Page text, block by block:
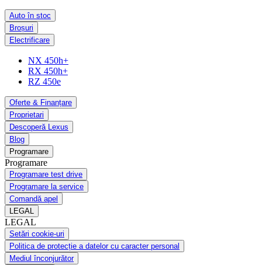
Auto în stoc
Broșuri
Electrificare
NX 450h+
RX 450h+
RZ 450e
Oferte & Finanțare
Proprietari
Descoperă Lexus
Blog
Programare
Programare
Programare test drive
Programare la service
Comandă apel
LEGAL
LEGAL
Setări cookie-uri
Politica de protecție a datelor cu caracter personal
Mediul înconjurător